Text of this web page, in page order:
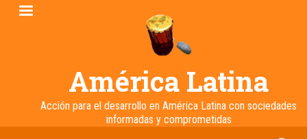
Pasar
América Latina
Acción para el desarrollo en América Latina con sociedades
informadas y comprometidas